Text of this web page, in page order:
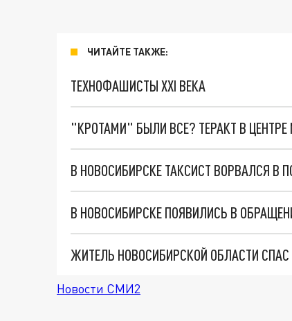
ЧИТАЙТЕ ТАКЖЕ:
ТЕХНОФАШИСТЫ XXI ВЕКА
"КРОТАМИ" БЫЛИ ВСЕ? ТЕРАКТ В
В НОВОСИБИРСКЕ ТАКСИСТ ВОРВАЛСЯ
В НОВОСИБИРСКЕ ПОЯВИЛИСЬ В
ЖИТЕЛЬ НОВОСИБИРСКОЙ ОБЛАСТИ
Новости СМИ2